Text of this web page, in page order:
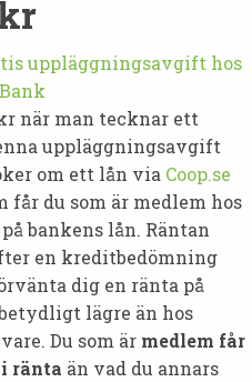
när man tecknar ett
uppläggningsavgift
om ett lån via Coop.se
får du som är medlem hos
bankens lån. Räntan
en kreditbedömning
dig en ränta på
lägre än hos
Du som är medlem får
ränta än vad du annars